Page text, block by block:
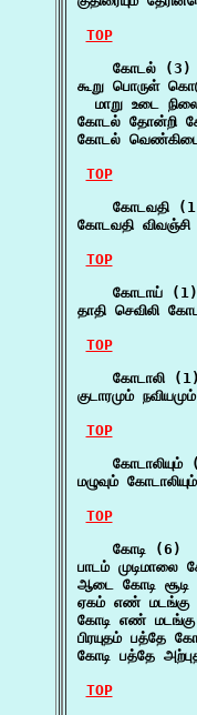
TOP
    கோடல் (3)
கூறு பொருள்
மாறு உடை
கோடல் தோன்றி
கோடல்
TOP
கோடவதி
கோடவதி
TOP
    கோடாய் (1)
தாதி செவிலி
TOP
கோடாலி
குடாரமும்
TOP
கோடாலியும்
மழுவும்
TOP
    கோடி (6)
பாடம்
ஆடை கோடி
ஏகம் எண்
கோடி எண்
பிரயுதம் பத்தே
கோடி பத்தே
TOP